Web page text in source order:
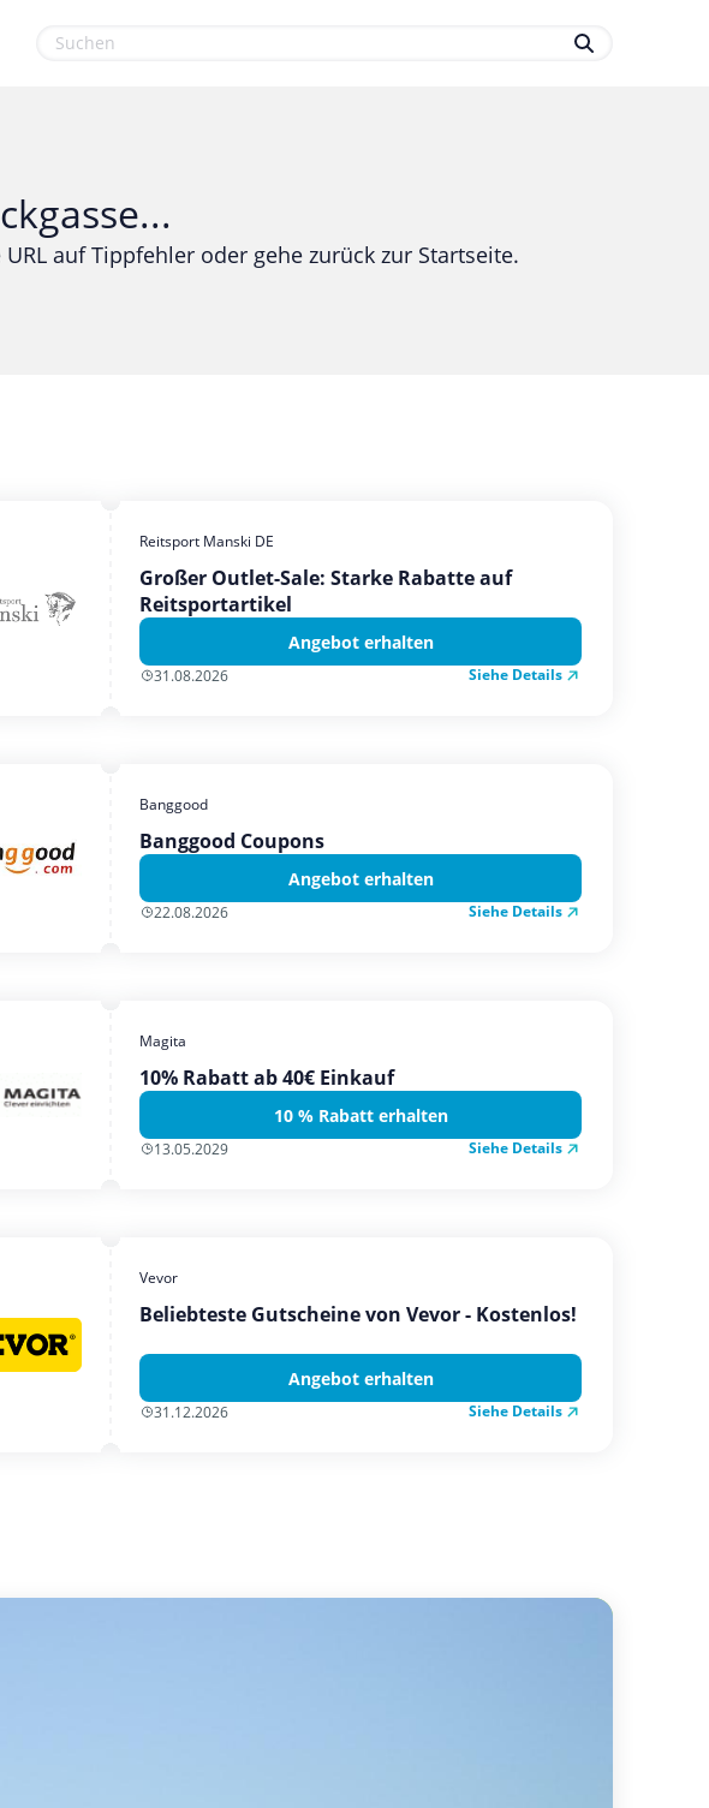
auf Tippfehler oder gehe zurück zur Startseite.
Reitsport Manski DE
Großer Outlet-Sale: Starke Rabatte auf
Reitsportartikel
Angebot erhalten
31.08.2026 Siehe Details
Banggood
Banggood Coupons
Angebot erhalten
22.08.2026 Siehe Details
Magita
10% Rabatt ab 40€ Einkauf
10 % Rabatt erhalten
13.05.2029 Siehe Details
Vevor
Beliebteste Gutscheine von Vevor - Kostenlos!
Angebot erhalten
31.12.2026 Siehe Details